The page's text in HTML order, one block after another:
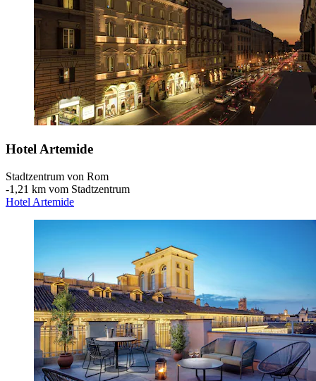
Hotel Artemide
Stadtzentrum von Rom
‐1,21 km vom Stadtzentrum
Hotel Artemide